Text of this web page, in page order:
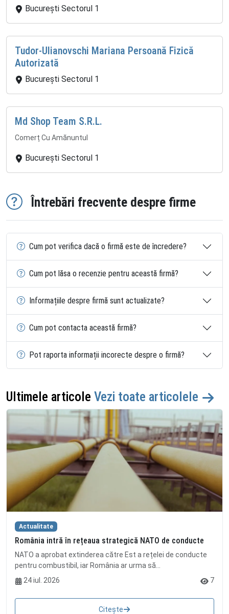
București Sectorul 1
Tudor-Ulianovschi Mariana Persoană Fizică
Autorizată
București Sectorul 1
Md Shop Team S.R.L.
Comerț Cu Amănuntul
București Sectorul 1
Întrebări frecvente despre firme
Cum pot verifica dacă o firmă este de încredere?
Cum pot lăsa o recenzie pentru această firmă?
Informațiile despre firmă sunt actualizate?
Cum pot contacta această firmă?
Pot raporta informații incorecte despre o firmă?
Ultimele articole Vezi toate articolele
Actualitate
România intră în rețeaua strategică NATO de conducte
NATO a aprobat extinderea către Est a rețelei de conducte
pentru combustibil, iar România ar urma să...
24 iul. 2026
7
Citește